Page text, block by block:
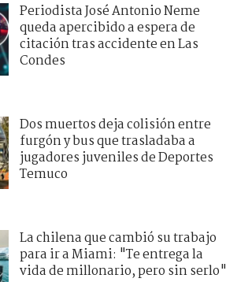
Periodista José Antonio Neme
queda apercibido a espera de
citación tras accidente en Las
Condes
Dos muertos deja colisión entre
furgón y bus que trasladaba a
jugadores juveniles de Deportes
Temuco
La chilena que cambió su trabajo
para ir a Miami: "Te entrega la
vida de millonario, pero sin serlo"